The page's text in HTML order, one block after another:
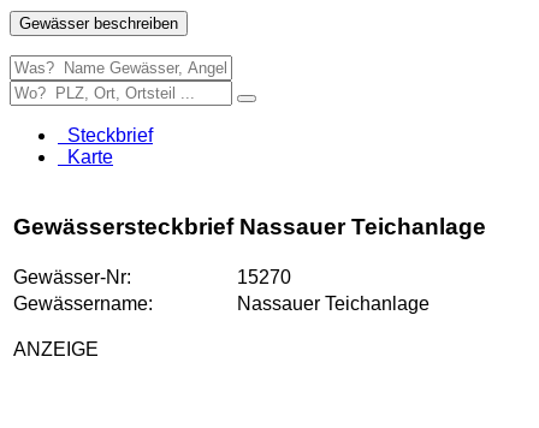
Gewässer beschreiben
Steckbrief
Karte
Gewässersteckbrief Nassauer Teichanlage
Gewässer-Nr:
15270
Gewässername:
Nassauer Teichanlage
ANZEIGE